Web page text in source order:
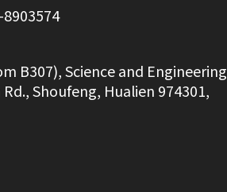
B307), Science and Engineering
Shoufeng, Hualien 974301,